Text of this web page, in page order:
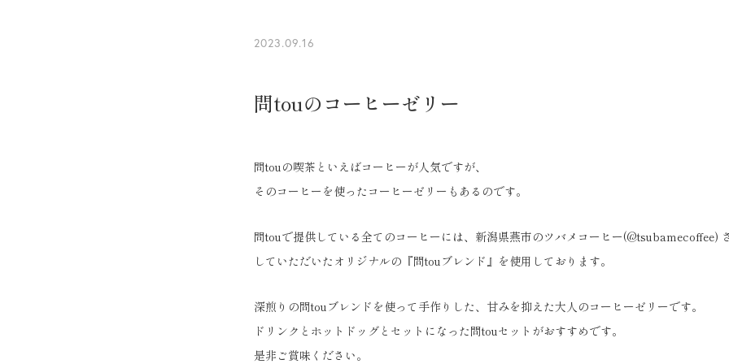
2023.09.16
問touのコーヒーゼリー
問touの喫茶といえばコーヒーが人気ですが、
そのコーヒーを使ったコーヒーゼリーもあるのです。
問touで提供している全てのコーヒーには、新潟県燕市のツバメコーヒー(@tsubamecoffee)
していただいたオリジナルの『問touブレンド』を使用しております。
深煎りの問touブレンドを使って手作りした、甘みを抑えた大人のコーヒーゼリーです。
ドリンクとホットドッグとセットになった問touセットがおすすめです。
是非ご賞味ください。